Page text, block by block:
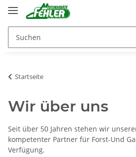
Startseite
Wir über uns
Seit über 50 Jahren stehen wir
kompetenter Partner für Forst-Und
Verfügung.